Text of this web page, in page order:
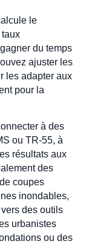
le
du temps
ajuster les
les adapter aux
pour la
à des
ou TR-55, à
résultats aux
des
coupes
inondables,
des outils
urbanistes
ou des